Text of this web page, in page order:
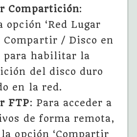
Compartición:
opción ‘Red Lugar
Compartir / Disco en
para habilitar la
del disco duro
en la red.
FTP: Para acceder a
de forma remota,
opción ‘Compartir